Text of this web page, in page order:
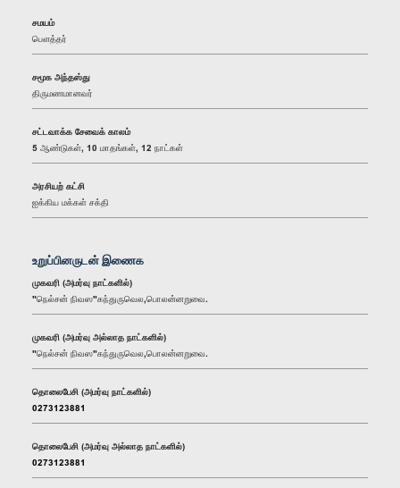
சமயம்
பௌத்தர்
சமூக அந்தஸ்து
திருமணமானவர்
சட்டவாக்க சேவைக் காலம்
5 ஆண்டுகள், 10 மாதங்கள், 12 நாட்கள்
அரசியற் கட்சி
ஐக்கிய மக்கள் சக்தி
உறுப்பினருடன் இணைக
முகவரி (அமர்வு நாட்களில்)
"நெல்சன் நிவஸ"கந்துருவெல,பொலன்னறுவை.
முகவரி (அமர்வு அல்லாத நாட்களில்)
"நெல்சன் நிவஸ"கந்துருவெல,பொலன்னறுவை.
தொலைபேசி (அமர்வு நாட்களில்)
0273123881
தொலைபேசி (அமர்வு அல்லாத நாட்களில்)
0273123881